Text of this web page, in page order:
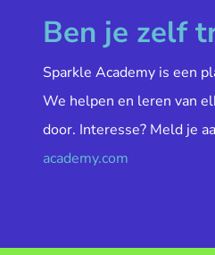
Ben je zelf
Sparkle Academy is een
We helpen en leren van
door. Interesse? Meld je
academy.com